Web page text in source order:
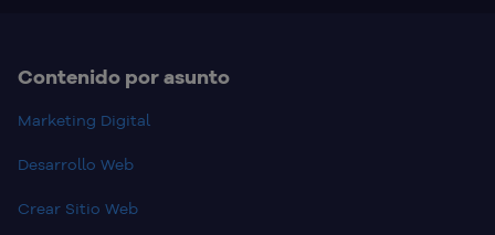
Contenido por asunto
Marketing Digital
Desarrollo Web
Crear Sitio Web